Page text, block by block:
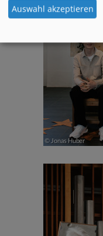
Auswahl akzeptieren